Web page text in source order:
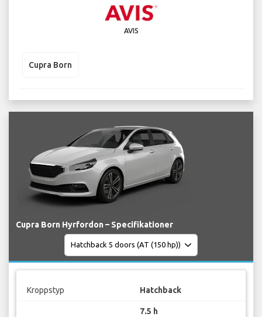
AVIS
Cupra Born
Cupra Born Hyrfordon – Specifikationer
Kroppstyp Hatchback
7.5 h